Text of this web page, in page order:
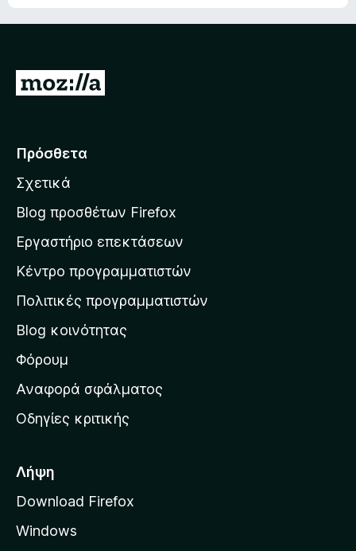
Μ
ά
α
σ
σ
τ
η
α
ρ
χ
κ
σ
λ
ί
Πρόσθετα
Σχετικά
Blog προσθέτων Firefox
Εργαστήριο επεκτάσεων
Κέντρο προγραμματιστών
Πολιτικές προγραμματιστών
Blog κοινότητας
Φόρουμ
Αναφορά σφάλματος
Οδηγίες κριτικής
Λήψη
Download Firefox
Windows